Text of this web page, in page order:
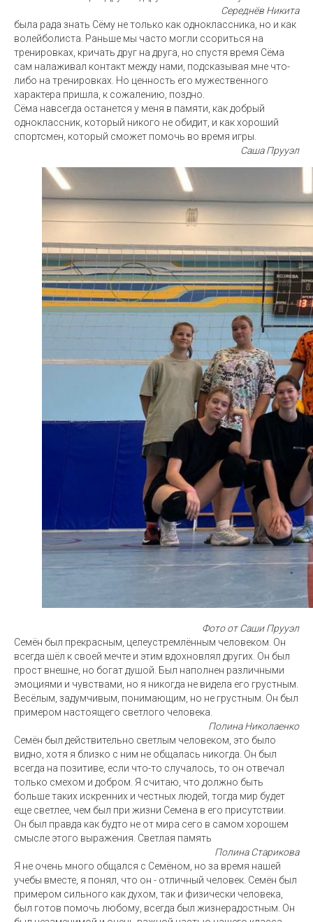
Середнёв Никита
была рада знать Сёму не только как одноклассника, но и как
волейболиста. Раньше мы часто могли ссориться на
тренировках, кричать друг на друга, но спустя время Сёма
сам налаживал контакт между нами, подсказывая мне что-
либо на тренировках. Но ценность его мужественного
характера пришла, к сожалению, поздно.
Сёма навсегда останется у меня в памяти, как добрый
одноклассник, который никого не обидит, и как хороший
спортсмен, который сможет помочь во время игры.
Саша Прууэл
Фото от Саши Прууэл
Семён был прекрасным, целеустремлённым человеком. Он
всегда шёл к своей мечте и этим вдохновлял других. Он был
прост внешне, но богат душой. Был наполнен различными
эмоциями и чувствами, но я никогда не видела его грустным.
Весёлым, задумчивым, понимающим, но не грустным. Он был
примером настоящего светлого человека.
Полина Николаенко
Семён был действительно светлым человеком, это было
видно, хотя я близко с ним не общалась никогда. Он был
всегда на позитиве, если что-то случалось, то он отвечал
только смехом и добром. Я считаю, что должно быть
больше таких искренних и честных людей, тогда мир будет
еще светлее, чем был при жизни Семена в его присутствии.
Он был правда как будто не от мира сего в самом хорошем
смысле этого выражения. Светлая память
Полина Старикова
Я не очень много общался с Семёном, но за время нашей
учебы вместе, я понял, что он - отличный человек. Семён был
примером сильного как духом, так и физически человека,
был готов помочь любому, всегда был жизнерадостным. Он